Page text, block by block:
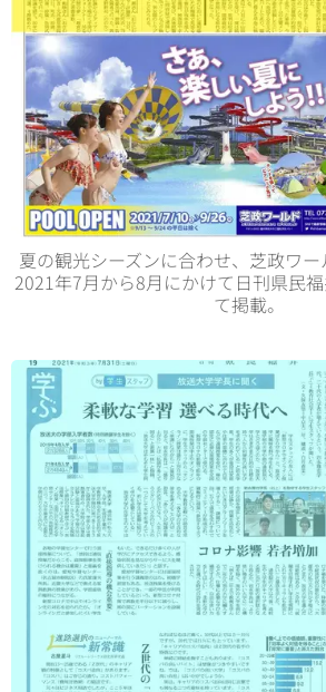
夏の観光シーズンに合わせ、芝政ワー
2021年7月から8月にかけて日刊県民
て掲載。